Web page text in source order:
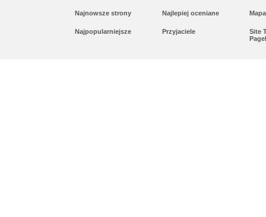
Najnowsze strony Najlepiej oceniane
Najpopularniejsze Przyjaciele
Site